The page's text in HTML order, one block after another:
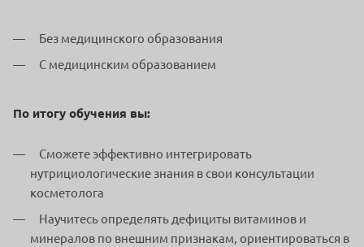
Без медицинского образования
С медицинским образованием
По итогу обучения вы:
Сможете эффективно интегрировать
нутрициологические знания в свои консультации
косметолога
Научитесь определять дефициты витаминов и
минералов по внешним признакам, ориентироваться в